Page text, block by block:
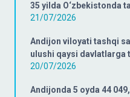
35 yilda O‘zbekistonda
21/07/2026
Andijon viloyati tashqi
ulushi qaysi davlatlarga
20/07/2026
Andijonda 5 oyda 44